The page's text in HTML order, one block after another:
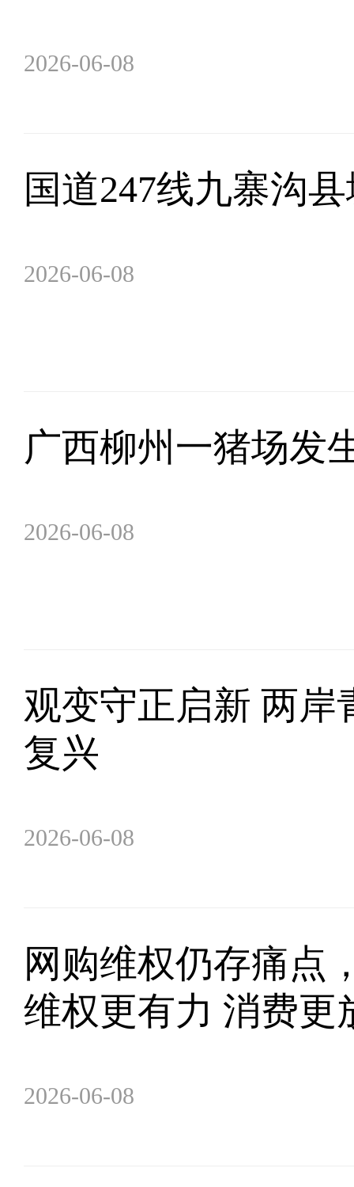
2026-06-08
国道247线九寨沟
2026-06-08
广西柳州一猪场发
2026-06-08
观变守正启新 两岸
复兴
2026-06-08
网购维权仍存痛
维权更有力 消费更
2026-06-08